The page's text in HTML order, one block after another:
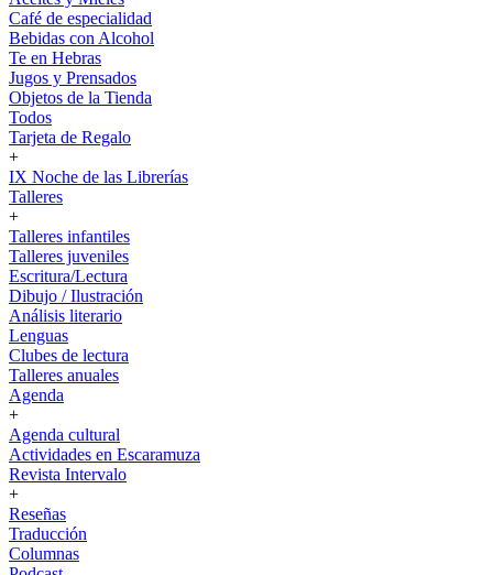
Café de especialidad
Bebidas con Alcohol
Te en Hebras
Jugos y Prensados
Objetos de la Tienda
Todos
Tarjeta de Regalo
+
IX Noche de las Librerías
Talleres
+
Talleres infantiles
Talleres juveniles
Escritura/Lectura
Dibujo / Ilustración
Análisis literario
Lenguas
Clubes de lectura
Talleres anuales
Agenda
+
Agenda cultural
Actividades en Escaramuza
Revista Intervalo
+
Reseñas
Traducción
Columnas